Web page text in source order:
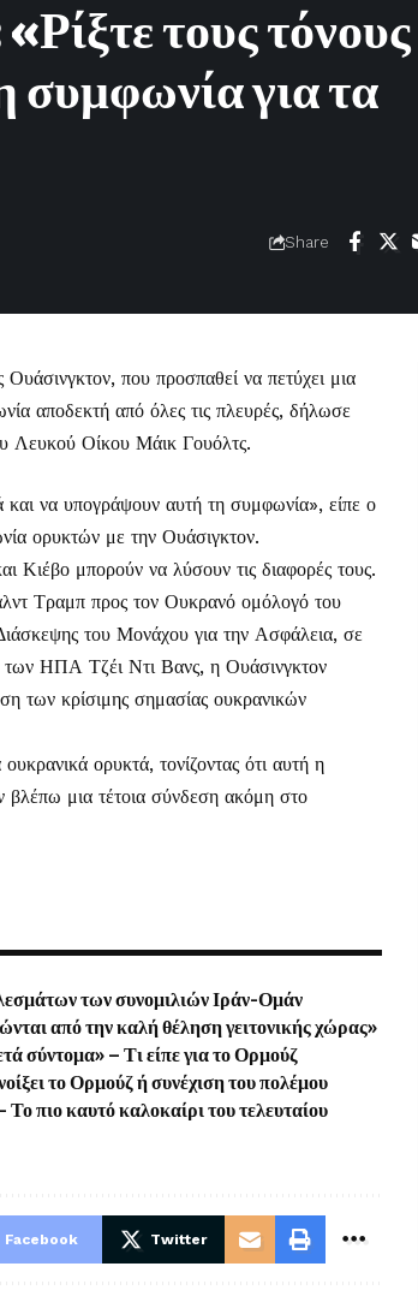
τους τόνους
συμφωνία για τα
Share
Ουάσινγκτον, που προσπαθεί να πετύχει μια
αποδεκτή από όλες τις πλευρές, δήλωσε
Λευκού Οίκου Μάικ Γουόλτς.
και να υπογράψουν αυτή τη συμφωνία», είπε ο
ορυκτών με την Ουάσιγκτον.
Κιέβο μπορούν να λύσουν τις διαφορές τους.
Τραμπ προς τον Ουκρανό ομόλογό του
του Μονάχου για την Ασφάλεια, σε
των ΗΠΑ Τζέι Ντι Βανς, η Ουάσινγκτον
των κρίσιμης σημασίας ουκρανικών
ορυκτά, τονίζοντας ότι αυτή η
βλέπω μια τέτοια σύνδεση ακόμη στο
των συνομιλιών Ιράν-Ομάν
από την καλή θέληση γειτονικής χώρας»
σύντομα» – Τι είπε για το Ορμούζ
το Ορμούζ ή συνέχιση του πολέμου
πιο καυτό καλοκαίρι του τελευταίου
Facebook Twitter